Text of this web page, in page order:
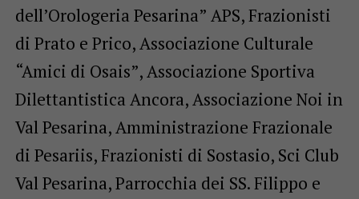
dell’Orologeria Pesarina” APS, Frazionisti
di Prato e Prico, Associazione Culturale
“Amici di Osais”, Associazione Sportiva
Dilettantistica Ancora, Associazione Noi in
Val Pesarina, Amministrazione Frazionale
di Pesariis, Frazionisti di Sostasio, Sci Club
Val Pesarina, Parrocchia dei SS. Filippo e